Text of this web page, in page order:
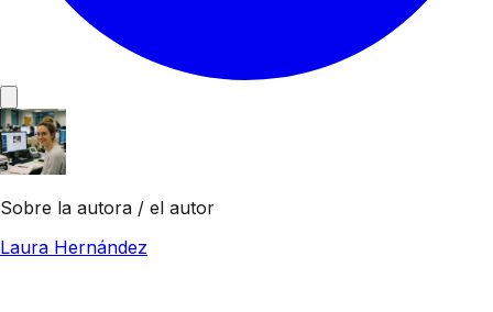
Sobre la autora / el autor
Laura Hernández